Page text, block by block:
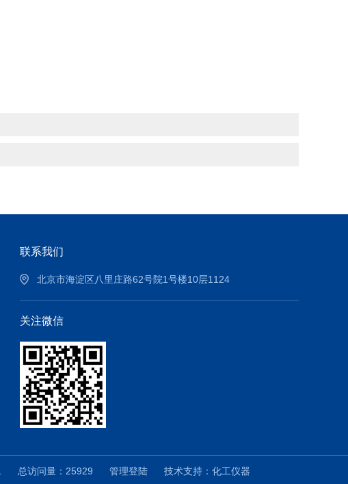
联系我们
北京市海淀区八里庄路62号院1号楼10层1124
关注微信
总访问量：25929 管理登陆 技术支持： 化工仪器